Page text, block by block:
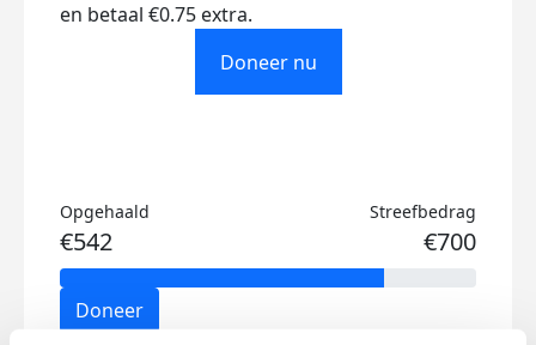
en betaal €0.75 extra.
Doneer nu
Opgehaald
€542
Streefbedrag
€700
Doneer